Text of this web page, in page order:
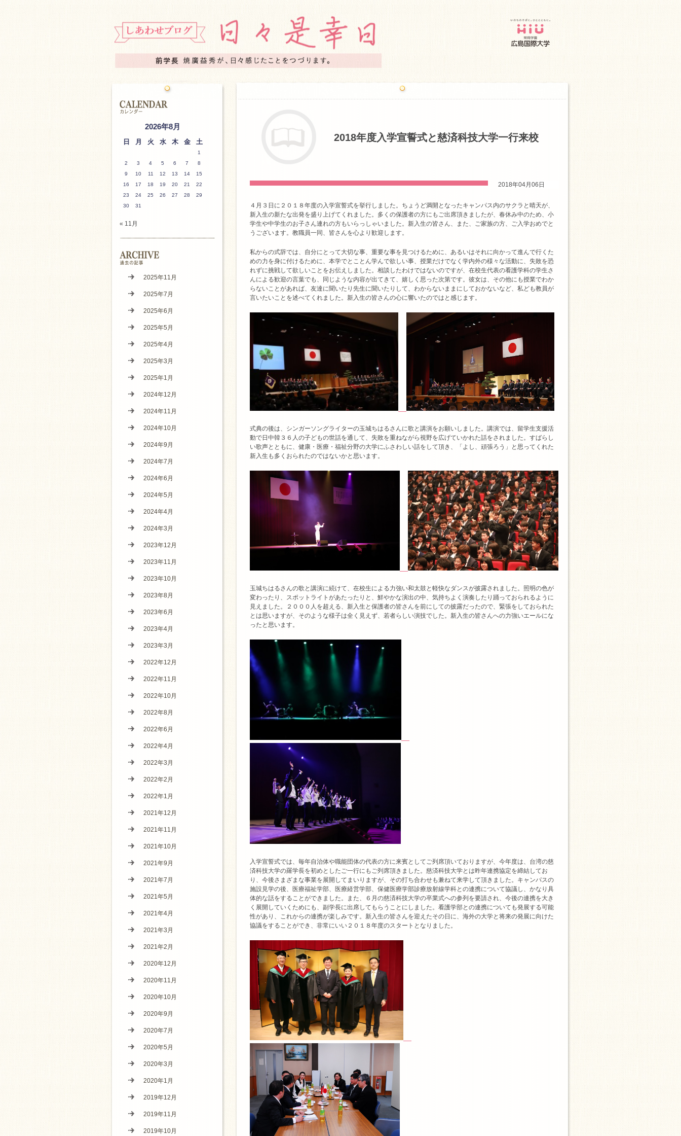
2018年度入学宣誓式と慈済科技大学一行来校
2018年04月06日
４月３日に２０１８年度の入学宣誓式を挙行しました。ちょうど満開となったキャンパス内のサクラと晴天が、
新入生の新たな出発を盛り上げてくれました。多くの保護者の方にもご出席頂きましたが、春休み中のため、小
学生や中学生のお子さん連れの方もいらっしゃいました。新入生の皆さん、また、ご家族の方、ご入学おめでと
うございます。教職員一同、皆さんを心より歓迎します。
私からの式辞では、自分にとって大切な事、重要な事を見つけるために、あるいはそれに向かって進んで行くた
めの力を身に付けるために、本学でとことん学んで欲しい事、授業だけでなく学内外の様々な活動に、失敗を恐
れずに挑戦して欲しいことをお伝えしました。相談したわけではないのですが、在校生代表の看護学科の学生さ
んによる歓迎の言葉でも、同じような内容が出てきて、嬉しく思った次第です。彼女は、その他にも授業でわか
らないことがあれば、友達に聞いたり先生に聞いたりして、わからないままにしておかないなど、私ども教員が
言いたいことを述べてくれました。新入生の皆さんの心に響いたのではと感じます。
式典の後は、シンガーソングライターの玉城ちはるさんに歌と講演をお願いしました。講演では、留学生支援活
動で日中韓３６人の子どもの世話を通して、失敗を重ねながら視野を広げていかれた話をされました。すばらし
い歌声とともに、健康・医療・福祉分野の大学にふさわしい話をして頂き、「よし、頑張ろう」と思ってくれた
新入生も多くおられたのではないかと思います。
玉城ちはるさんの歌と講演に続けて、在校生による力強い和太鼓と軽快なダンスが披露されました。照明の色が
変わったり、スポットライトがあたったりと、鮮やかな演出の中、気持ちよく演奏したり踊っておられるように
見えました。２０００人を超える、新入生と保護者の皆さんを前にしての披露だったので、緊張をしておられた
とは思いますが、そのような様子は全く見えず、若者らしい演技でした。新入生の皆さんへの力強いエールにな
ったと思います。
入学宣誓式では、毎年自治体や職能団体の代表の方に来賓としてご列席頂いておりますが、今年度は、台湾の慈
済科技大学の羅学長を初めとしたご一行にもご列席頂きました。慈済科技大学とは昨年連携協定を締結してお
り、今後さまざまな事業を展開してまいりますが、その打ち合わせも兼ねて来学して頂きました。キャンパスの
施設見学の後、医療福祉学部、医療経営学部、保健医療学部診療放射線学科との連携について協議し、かなり具
体的な話をすることができました。また、６月の慈済科技大学の卒業式への参列を要請され、今後の連携を大き
く展開していくためにも、副学長に出席してもらうことにしました。看護学部との連携についても発展する可能
性があり、これからの連携が楽しみです。新入生の皆さんを迎えたその日に、海外の大学と将来の発展に向けた
協議をすることができ、非常にいい２０１８年度のスタートとなりました。
2026年8月
日 月 火 水 木 金 土
1
2
3 4 5 6 7
8
9
10 11 12 13 14
15
16
17 18 19 20 21
22
23
24 25 26 27 28
29
30
31
« 11月
2025年11月
2025年7月
2025年6月
2025年5月
2025年4月
2025年3月
2025年1月
2024年12月
2024年11月
2024年10月
2024年9月
2024年7月
2024年6月
2024年5月
2024年4月
2024年3月
2023年12月
2023年11月
2023年10月
2023年8月
2023年6月
2023年4月
2023年3月
2022年12月
2022年11月
2022年10月
2022年8月
2022年6月
2022年4月
2022年3月
2022年2月
2022年1月
2021年12月
2021年11月
2021年10月
2021年9月
2021年7月
2021年5月
2021年4月
2021年3月
2021年2月
2020年12月
2020年11月
2020年10月
2020年9月
2020年7月
2020年5月
2020年3月
2020年1月
2019年12月
2019年11月
2019年10月